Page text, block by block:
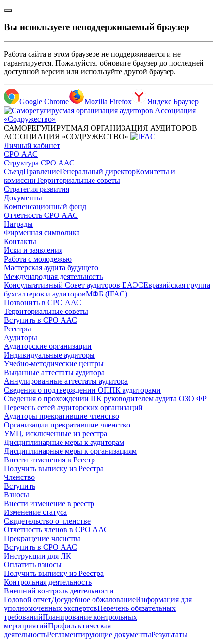
Вы используете неподдерживаемый браузер
Работа сайта в этом браузере не поддерживается и не
гарантируется. Пожалуйста, обновите браузер до последней
доступной версии или используйте другой браузер.
Google Chrome Mozilla Firefox Яндекс Браузер
САМОРЕГУЛИРУЕМАЯ ОРГАНИЗАЦИЯ АУДИТОРОВ
АССОЦИАЦИЯ «СОДРУЖЕСТВО»
Личный кабинет
СРО ААС
Структура СРО ААС
СъездПравлениеГенеральный директорКомитеты и
комиссииТерриториальные советы
Стратегия развития
Документы
Компенсационный фонд
Отчетность СРО ААС
Награды
Фирменная символика
Контакты
Иски и заявления
Работа с молодежью
Мастерская аудита будущего
Международная деятельность
Консультативный Совет аудиторов ЕАЭСЕвразийская группа
бухгалтеров и аудиторовМФБ (IFAC)
Позвонить в СРО ААС
Территориальные советы
Вступить в СРО ААС
Реестры
Аудиторы
Аудиторские организации
Индивидуальные аудиторы
Учебно-методические центры
Выданные аттестаты аудитора
Аннулированные аттестаты аудитора
Сведения о подтверждении ОППК аудиторами
Сведения о прохождении ПК руководителем аудита ОЗО ФР
Перечень сетей аудиторских организаций
Аудиторы прекратившие членство
Организации прекратившие членство
УМЦ, исключенные из реестра
Дисциплинарные меры к аудиторам
Дисциплинарные меры к организациям
Внести изменения в Реестр
Получить выписку из Реестра
Членство
Вступить
Взносы
Внести изменение в реестр
Изменение статуса
Свидетельство о членстве
Отчетность членов в СРО ААС
Прекращение членства
Вступить в СРО ААС
Инструкции для ЛК
Оплатить взносы
Получить выписку из Реестра
Контрольная деятельность
Внешний контроль деятельности
Годовой отчетДосудебное обжалованиеИнформация для
уполномоченных экспертовПеречень обязательных
требованийПланирование контрольных
мероприятийПрофилактическая
деятельностьРегламентирующие документыРезультаты